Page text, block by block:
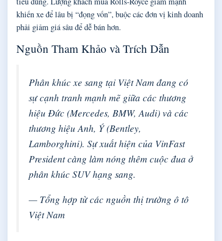
khiến xe để lâu bị “đọng vốn”, buộc các đơn vị kinh doanh
phải giảm giá sâu để dễ bán hơn.
Nguồn Tham Khảo và Trích Dẫn
Phân khúc xe sang tại Việt Nam đang có
sự cạnh tranh mạnh mẽ giữa các thương
hiệu Đức (Mercedes, BMW, Audi) và các
thương hiệu Anh, Ý (Bentley,
Lamborghini). Sự xuất hiện của VinFast
President càng làm nóng thêm cuộc đua ở
phân khúc SUV hạng sang.
— Tổng hợp từ các nguồn thị trường ô tô
Việt Nam